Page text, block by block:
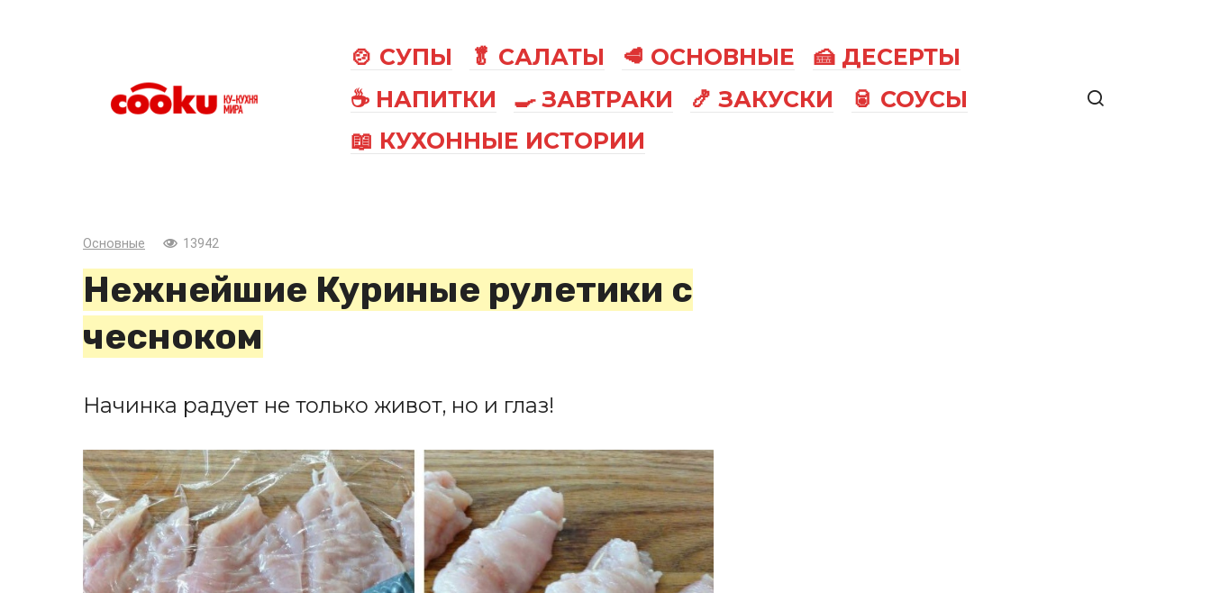
🍲 СУПЫ 🥬 САЛАТЫ 🥩 ОСНОВНЫЕ
🍰 ДЕСЕРТЫ
☕ НАПИТКИ
🍳 ЗАВТРАКИ 🍤 ЗАКУСКИ
🥫 СОУСЫ
📖 КУХОННЫЕ ИСТОРИИ
Основные 13942
Нежнейшие Куриные рулетики с
чесноком
Начинка радует не только живот, но и глаз!